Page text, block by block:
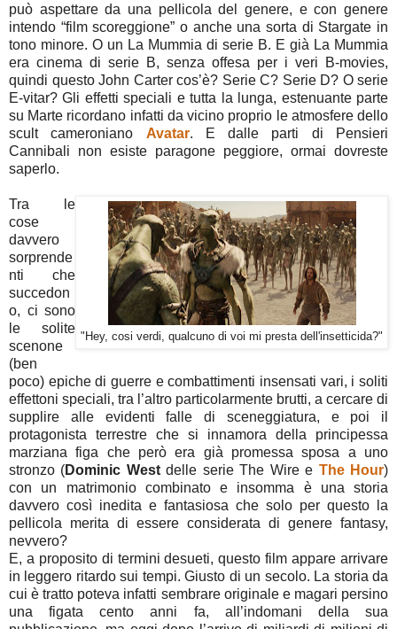
può aspettare da una pellicola del genere, e con genere
intendo “film scoreggione” o anche una sorta di Stargate in
tono minore. O un La Mummia di serie B. E già La Mummia
era cinema di serie B, senza offesa per i veri B-movies,
quindi questo John Carter cos’è? Serie C? Serie D? O serie
E-vitar? Gli effetti speciali e tutta la lunga, estenuante parte
su Marte ricordano infatti da vicino proprio le atmosfere dello
scult cameroniano Avatar. E dalle parti di Pensieri
Cannibali non esiste paragone peggiore, ormai dovreste
saperlo.
"Hey, cosi verdi, qualcuno di voi mi presta dell'insetticida?"
Tra le
cose
davvero
sorprende
nti che
succedon
o, ci sono
le solite
scenone
(ben
poco) epiche di guerre e combattimenti insensati vari, i soliti
effettoni speciali, tra l’altro particolarmente brutti, a cercare di
supplire alle evidenti falle di sceneggiatura, e poi il
protagonista terrestre che si innamora della principessa
marziana figa che però era già promessa sposa a uno
stronzo (Dominic Westdelle serie The Wire e The Hour)
con un matrimonio combinato e insomma è una storia
davvero così inedita e fantasiosa che solo per questo la
pellicola merita di essere considerata di genere fantasy,
nevvero?
E, a proposito di termini desueti, questo film appare arrivare
in leggero ritardo sui tempi. Giusto di un secolo. La storia da
cui è tratto poteva infatti sembrare originale e magari persino
una figata cento anni fa, all’indomani della sua